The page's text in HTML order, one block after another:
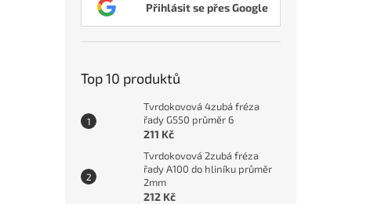
Přihlásit se přes Google
Top 10 produktů
Tvrdokovová 4zubá fréza
řady G550 průměr 6
211 Kč
Tvrdokovová 2zubá fréza
řady A100 do hliníku průměr
2mm
212 Kč